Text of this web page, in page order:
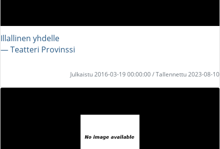
Illallinen yhdelle
― Teatteri Provinssi
Julkaistu 2016-03-19 00:00:00 / Tallennettu 2023-08-10